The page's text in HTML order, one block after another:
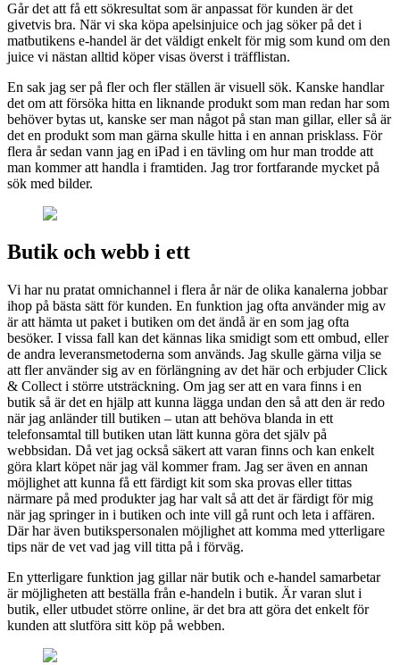
Går det att få ett sökresultat som är anpassat för kunden är det
givetvis bra. När vi ska köpa apelsinjuice och jag söker på det i
matbutikens e-handel är det väldigt enkelt för mig som kund om den
juice vi nästan alltid köper visas överst i träfflistan.
En sak jag ser på fler och fler ställen är visuell sök. Kanske handlar
det om att försöka hitta en liknande produkt som man redan har som
behöver bytas ut, kanske ser man något på stan man gillar, eller så är
det en produkt som man gärna skulle hitta i en annan prisklass. För
flera år sedan vann jag en iPad i en tävling om hur man trodde att
man kommer att handla i framtiden. Jag tror fortfarande mycket på
sök med bilder.
Butik och webb i ett
Vi har nu pratat omnichannel i flera år när de olika kanalerna jobbar
ihop på bästa sätt för kunden. En funktion jag ofta använder mig av
är att hämta ut paket i butiken om det ändå är en som jag ofta
besöker. I vissa fall kan det kännas lika smidigt som ett ombud, eller
de andra leveransmetoderna som används. Jag skulle gärna vilja se
att fler använder sig av en förlängning av det här och erbjuder Click
& Collect i större utsträckning. Om jag ser att en vara finns i en
butik så är det en hjälp att kunna lägga undan den så att den är redo
när jag anländer till butiken – utan att behöva blanda in ett
telefonsamtal till butiken utan lätt kunna göra det själv på
webbsidan. Då vet jag också säkert att varan finns och kan enkelt
göra klart köpet när jag väl kommer fram. Jag ser även en annan
möjlighet att kunna få ett färdigt kit som ska provas eller tittas
närmare på med produkter jag har valt så att det är färdigt för mig
när jag springer in i butiken och inte vill gå runt och leta i affären.
Där har även butikspersonalen möjlighet att komma med ytterligare
tips när de vet vad jag vill titta på i förväg.
En ytterligare funktion jag gillar när butik och e-handel samarbetar
är möjligheten att beställa från e-handeln i butik. Är varan slut i
butik, eller utbudet större online, är det bra att göra det enkelt för
kunden att slutföra sitt köp på webben.